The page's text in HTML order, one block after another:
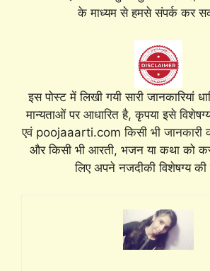
के माध्यम से हमसे संपर्क कर
इस पोस्ट में लिखी गयी सारी जानकारियां
मान्यताओं पर आधारित है, कृपया इसे
एवं poojaaarti.com किसी भी जानकारी
और किसी भी आरती, भजन या कथा को
लिए अपने नजदीकी विशेषग्य की